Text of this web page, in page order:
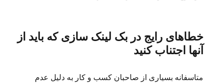
خطاهای رایج در بک لینک سازی که باید از
آنها اجتناب کنید
متاسفانه بسیاری از صاحبان کسب و کار به دلیل عدم